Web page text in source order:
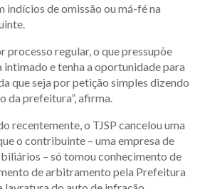
indícios de omissão ou má-fé na
processo regular, o que pressupõe
e tenha a oportunidade para
que seja por petição simples dizendo
da prefeitura”, afirma.
recentemente, o TJSP cancelou uma
o contribuinte – uma empresa de
– só tomou conhecimento de
de arbitramento pela Prefeitura